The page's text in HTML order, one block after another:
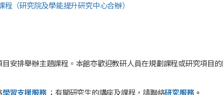
（研究院及學能提升研究中心合辦）
安排舉辦主題課程。本館亦歡迎教研人員在規劃課程或研究項目
學習支援服務 ；有關研究生的講座及課程，請聯絡研究服務。